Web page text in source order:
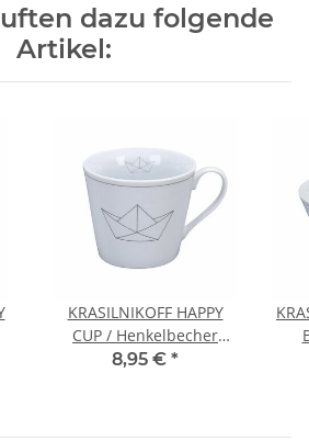
dazu folgende
Artikel:
KRASILNIKOFF HAPPY
CUP / Henkelbecher
PAPERBOAT
8,95 € *